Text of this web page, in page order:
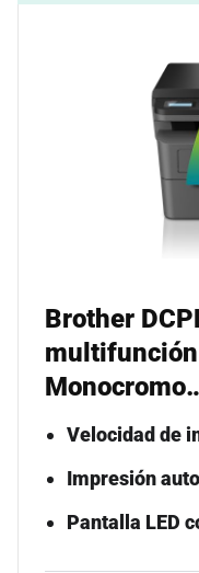
Brother
Velocidad de
Impresión
Pantalla LED